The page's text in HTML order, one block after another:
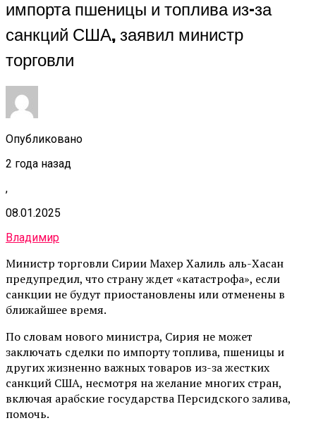
импорта пшеницы и топлива из-за
санкций США, заявил министр
торговли
Опубликовано
2 года назад
,
08.01.2025
Владимир
Министр торговли Сирии Махер Халиль аль-Хасан
предупредил, что страну ждет «катастрофа», если
санкции не будут приостановлены или отменены в
ближайшее время.
По словам нового министра, Сирия не может
заключать сделки по импорту топлива, пшеницы и
других жизненно важных товаров из-за жестких
санкций США, несмотря на желание многих стран,
включая арабские государства Персидского залива,
помочь.